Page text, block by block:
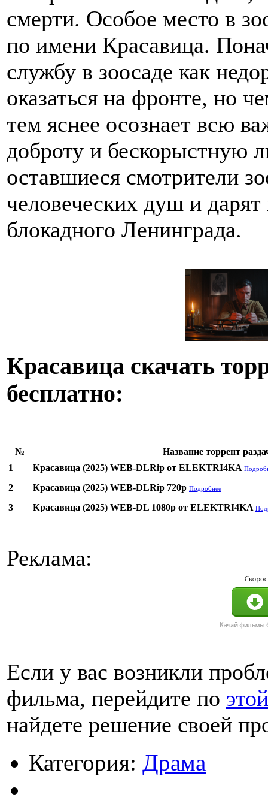
смерти. Особое место в
по имени Красавица.
службу в зоосаде как
оказаться на фронте, но
тем яснее осознает всю
доброту и бескорыстную
оставшиеся смотрители
человеческих душ и
блокадного Ленинграда.
Красавица скачать
бесплатно:
№
Название торрент
1
Красавица (2025) WEB-DLRip от ELEKTRI4KA
2 Красавица (2025) WEB-DLRip 720p Подробнее
3 Красавица (2025) WEB-DL 1080p от ELEKTRI4KA
Реклама:
Если у вас возникли
фильма, перейдите по
найдете решение своей
Категория: Драма